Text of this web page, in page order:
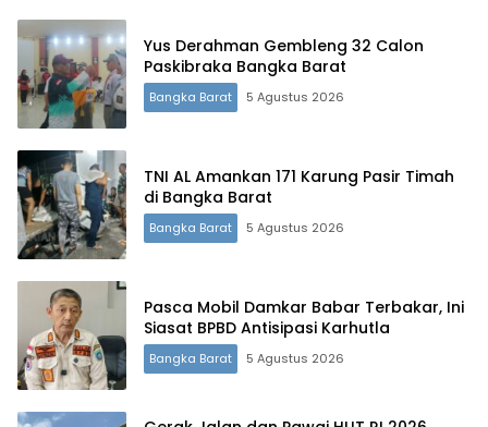
Yus Derahman Gembleng 32 Calon
Paskibraka Bangka Barat
Bangka Barat 5 Agustus 2026
TNI AL Amankan 171 Karung Pasir Timah
di Bangka Barat
Bangka Barat 5 Agustus 2026
Pasca Mobil Damkar Babar Terbakar, Ini
Siasat BPBD Antisipasi Karhutla
Bangka Barat 5 Agustus 2026